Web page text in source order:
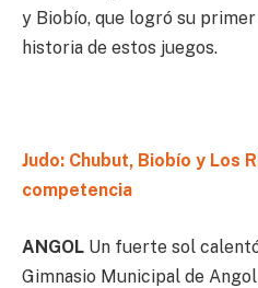
y Biobío, que logró su primer
historia de estos juegos.
Judo: Chubut, Biobío y Los
competencia
ANGOL Un fuerte sol
Gimnasio Municipal de